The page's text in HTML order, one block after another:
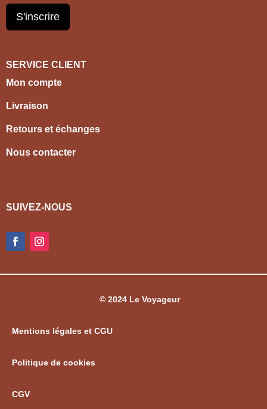
S'inscrire
SERVICE CLIENT
Mon compte
Livraison
Retours et échanges
Nous contacter
SUIVEZ-NOUS
© 2024 Le Voyageur
Mentions légales et CGU
Politique de cookies
CGV